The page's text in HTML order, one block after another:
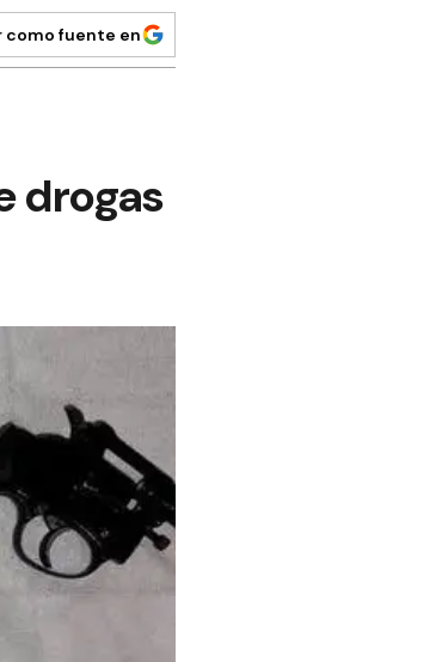
como fuente en
drogas